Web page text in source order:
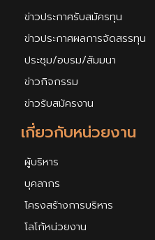
เกี่ยวกับหน่วยงาน
ผู้บริหาร
บุคลากร
โครงสร้างการบริหาร
โลโก้หน่วยงาน
ข่าวประกาศรับสมัครทุน
ข่าวประกาศผลการจัดสรรทุน
ประชุม/อบรม/สัมมนา
ข่าวกิจกรรม
ข่าวรับสมัครงาน